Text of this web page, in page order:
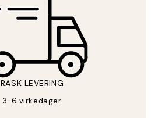
RASK LEVERING
3-6 virkedager